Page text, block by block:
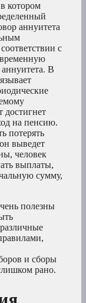
котором
аннуитета
с
В
достигнет
на пенсию.
потерять
выведет
человек
выплаты,
сумму,
полезны
и сборы
рано.